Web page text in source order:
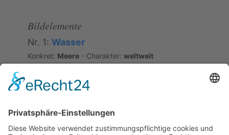
Bildelemente
Nr. 1: Wasser
Konkret: Meere - Charakter: weltweit
Semantische Relation
#10083[JP]wer 1000 Jahre auf dem
Meer und 1000 Jahre auf dem Berg